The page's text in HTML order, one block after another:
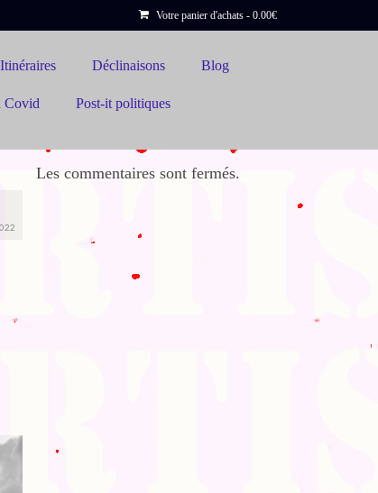
Votre panier d'achats - 0.00€
Déclinaisons Blog
Covid Post-it politiques
Les commentaires sont fermés.